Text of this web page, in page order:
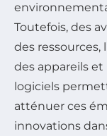
Toutefois, des
des ressources,
des appareils
logiciels
atténuer ces
innovations